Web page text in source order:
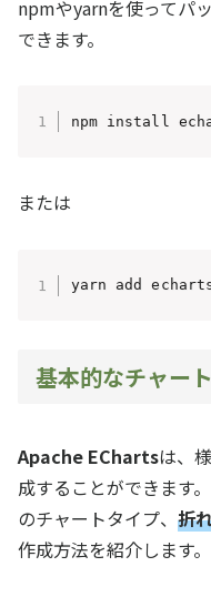
npmやyarnを使ってパ
できます。
npm install
または
yarn add
基本的なチャー
Apache EChartsは、
成することができます
のチャートタイプ、 折
作成方法を紹介します。